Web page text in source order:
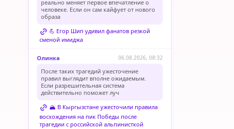
реально меняет первое впечатление о
человеке. Если он сам кайфует от нового
образа
💪 Егор Шип удивил фанатов резкой
сменой имиджа
Олинка 06.08.2026, 08:32
После таких трагедий ужесточение
правил выглядит вполне ожидаемым.
Если разрешительная система
действительно поможет луч
🏔️ В Кыргызстане ужесточили правила
восхождения на пик Победы после
трагедии с российской альпинисткой